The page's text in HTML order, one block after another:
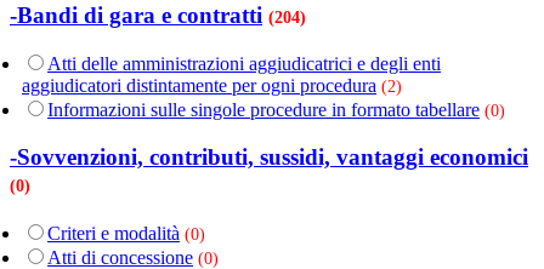
-Bandi di gara e contratti (204)
Atti delle amministrazioni aggiudicatrici e degli enti
aggiudicatori distintamente per ogni procedura (2)
Informazioni sulle singole procedure in formato tabellare (0)
-Sovvenzioni, contributi, sussidi, vantaggi economici
(0)
Criteri e modalità (0)
Atti di concessione (0)